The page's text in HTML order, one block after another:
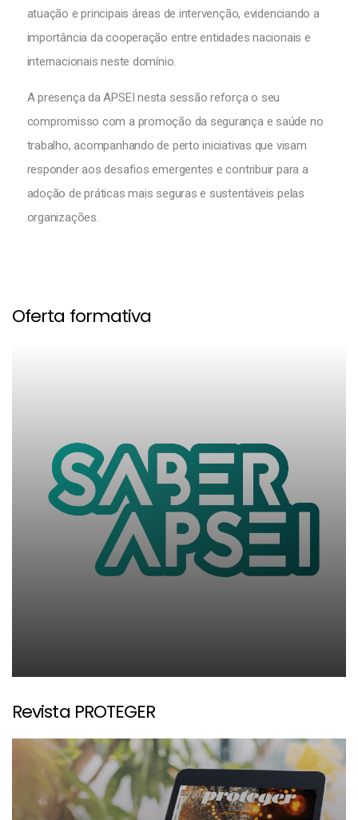
atuação e principais áreas de intervenção, evidenciando a
importância da cooperação entre entidades nacionais e
internacionais neste domínio.
A presença da APSEI nesta sessão reforça o seu
compromisso com a promoção da segurança e saúde no
trabalho, acompanhando de perto iniciativas que visam
responder aos desafios emergentes e contribuir para a
adoção de práticas mais seguras e sustentáveis pelas
organizações.
Oferta formativa
Revista PROTEGER